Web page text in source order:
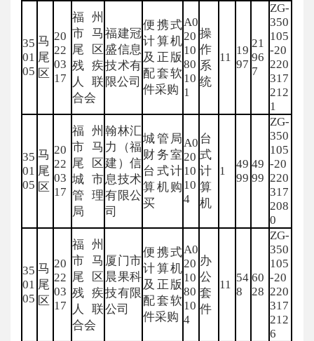
35
01
05
马
尾
区
20
22
03
17
福州
市马
尾区
残疾
人联
合会
福建冠
盛信息
技术有
限公司
便携式
计算机
及正版
配套软
件采购
A0
20
10
80
10
1
操
作
系
统
11
19
97
21
96
7
ZG-
350
105
-20
220
317
212
1
35
01
05
马
尾
区
20
22
03
17
福州
市马
尾区
城市
管理
局
翰林汇
力（福
建）信
息技术
有限公
司
城管局
财务室
台式计
算机购
买
A0
20
10
10
4
台
式
计
算
机
1
49
99
49
99
ZG-
350
105
-20
220
317
208
0
35
01
05
马
尾
区
20
22
03
17
福州
市马
尾区
残疾
人联
合会
厦门市
晨果科
技有限
公司
便携式
计算机
及正版
配套软
件采购
A0
20
10
80
10
4
办
公
套
件
11
54
8
60
28
ZG-
350
105
-20
220
317
212
6